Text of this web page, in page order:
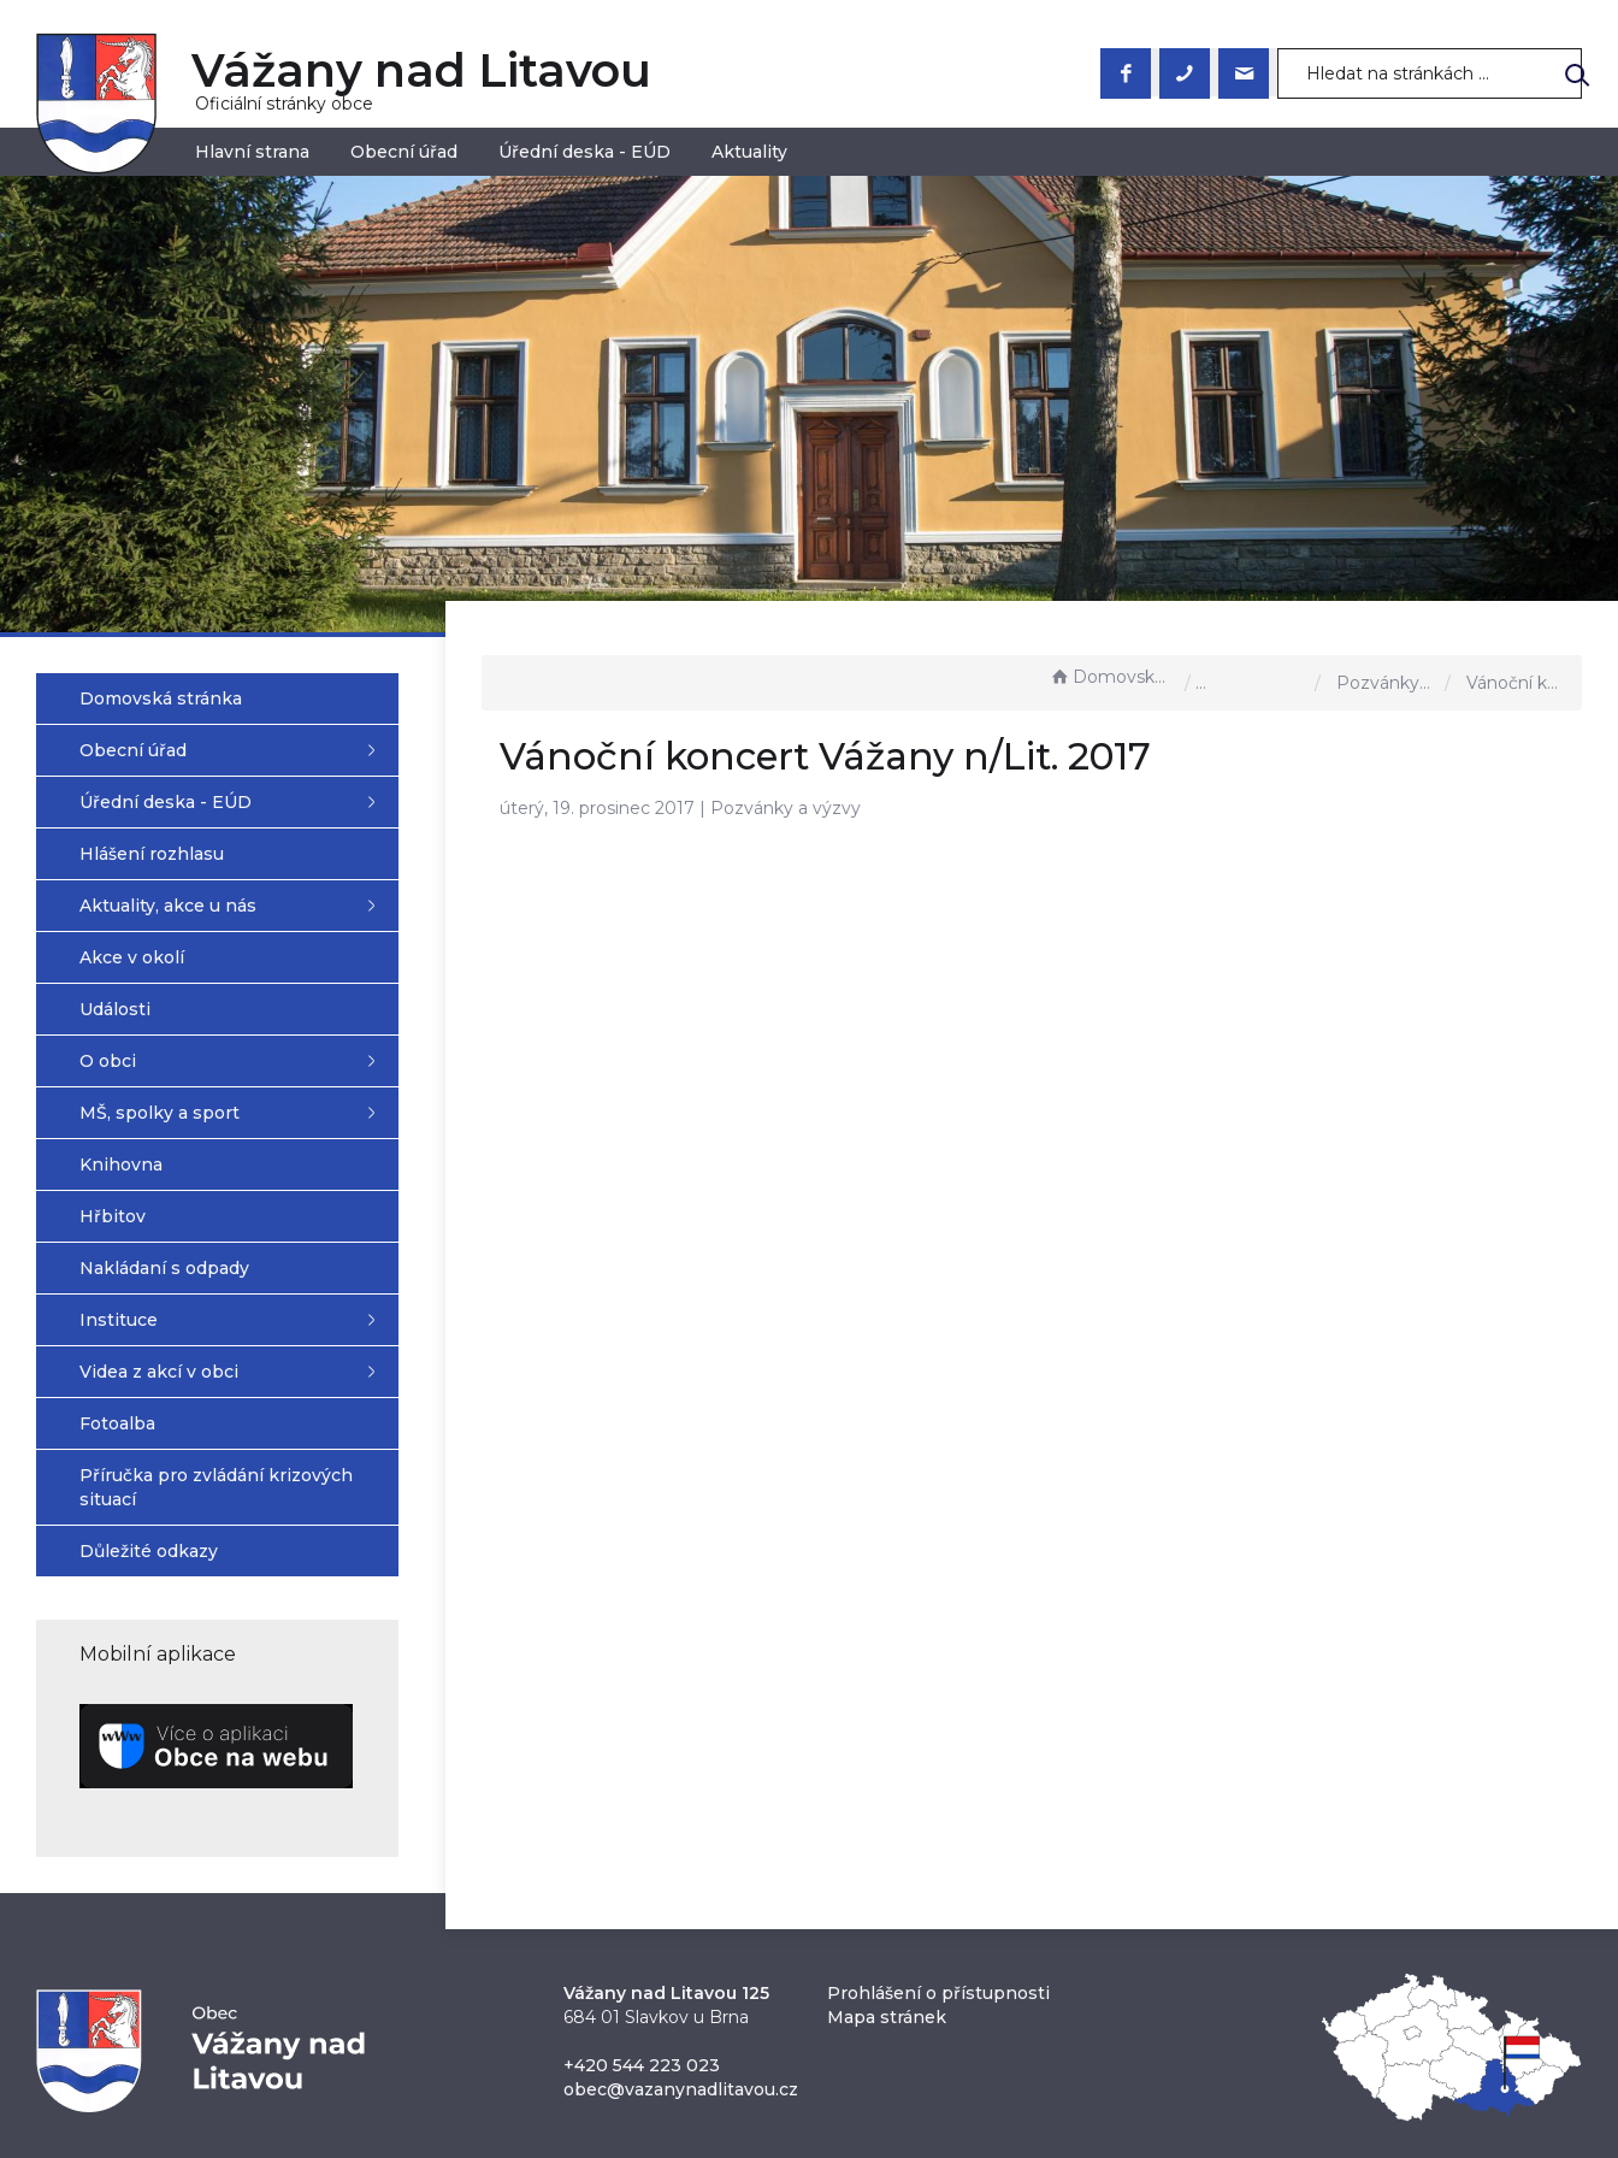
Vážany nad Litavou
Oficiální stránky obce
Hlavní strana Obecní úřad Úřední deska - EÚD Aktuality
Domovská stránka
Obecní úřad
Úřední deska - EÚD
Hlášení rozhlasu
Aktuality, akce u nás
Akce v okolí
Události
O obci
MŠ, spolky a sport
Knihovna
Hřbitov
Nakládaní s odpady
Instituce
Videa z akcí v obci
Fotoalba
Příručka pro zvládání krizových
situací
Důležité odkazy
Mobilní aplikace
Domovská stránka Aktuality, akce u nás Pozvánky a výzvy Vánoční koncert Vážany n/Lit. 2017
Vánoční koncert Vážany n/Lit. 2017
úterý, 19. prosinec 2017 | Pozvánky a výzvy
Vážany nad Litavou 125
684 01 Slavkov u Brna
+420 544 223 023
obec@vazanynadlitavou.cz
Prohlášení o přístupnosti
Mapa stránek